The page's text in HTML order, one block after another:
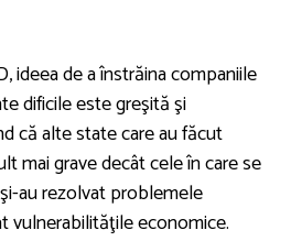
ideea de a înstrăina companiile
dificile este greşită şi
că alte state care au făcut
mai grave decât cele în care se
au rezolvat problemele
vulnerabilităţile economice.